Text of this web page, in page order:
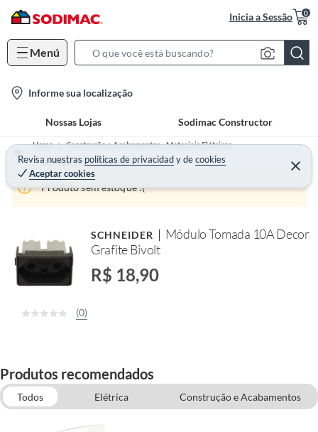
Inicia a Sessão 0
Menú
S
c
h
B
a
Informe sua localização
Nossas Lojas Sodimac Constructor
Revisa nuestras políticas de privacidadydecookies
Aceptar cookies
Home
Construção e Acabamentos - Materiais Elétricos
Tomadas e Interruptores
Produto sem estoque :(
SCHNEIDER
Módulo Tomada 10A Decor
Grafite Bivolt
R$ 18,90
(0)
Produtos recomendados
Todos Elétrica
Construção e Acabamentos